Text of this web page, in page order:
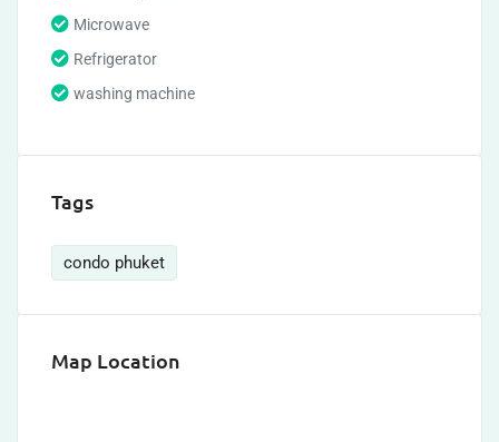
Microwave
Refrigerator
washing machine
Tags
condo phuket
Map Location